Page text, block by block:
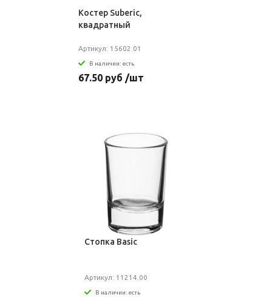
Костер Suberic,
квадратный
Артикул: 15602.01
В наличии: есть
67.50 руб /шт
Стопка Basic
Артикул: 11214.00
В наличии: есть